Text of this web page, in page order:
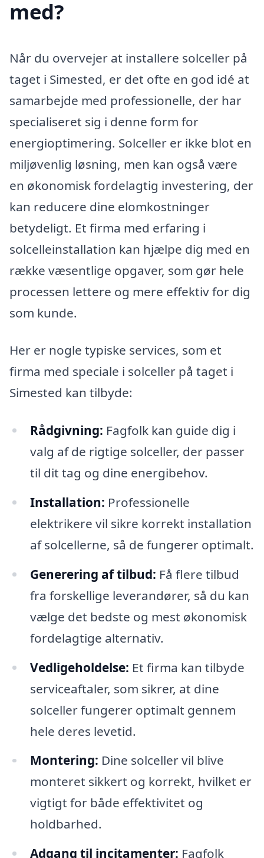
med?
Når du overvejer at installere solceller på
taget i Simested, er det ofte en god idé at
samarbejde med professionelle, der har
specialiseret sig i denne form for
energioptimering. Solceller er ikke blot en
miljøvenlig løsning, men kan også være
en økonomisk fordelagtig investering, der
kan reducere dine elomkostninger
betydeligt. Et firma med erfaring i
solcelleinstallation kan hjælpe dig med en
række væsentlige opgaver, som gør hele
processen lettere og mere effektiv for dig
som kunde.
Her er nogle typiske services, som et
firma med speciale i solceller på taget i
Simested kan tilbyde:
Rådgivning: Fagfolk kan guide dig i
valg af de rigtige solceller, der passer
til dit tag og dine energibehov.
Installation: Professionelle
elektrikere vil sikre korrekt installation
af solcellerne, så de fungerer optimalt.
Generering af tilbud: Få flere tilbud
fra forskellige leverandører, så du kan
vælge det bedste og mest økonomisk
fordelagtige alternativ.
Vedligeholdelse: Et firma kan tilbyde
serviceaftaler, som sikrer, at dine
solceller fungerer optimalt gennem
hele deres levetid.
Montering: Dine solceller vil blive
monteret sikkert og korrekt, hvilket er
vigtigt for både effektivitet og
holdbarhed.
Adgang til incitamenter: Fagfolk